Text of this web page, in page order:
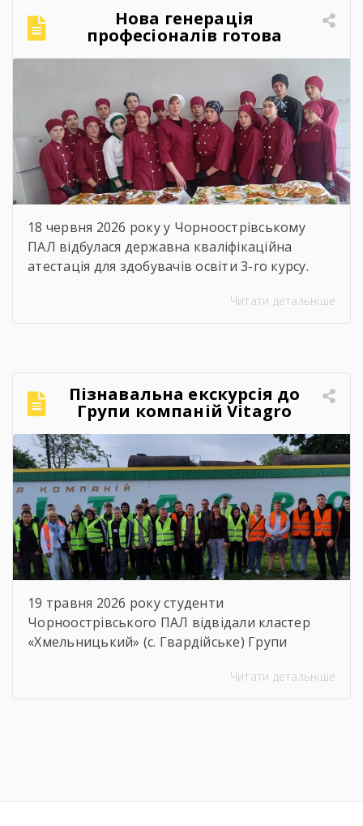
міцним фундаментом для вашого успіху! За
традицією, […]
Нова генерація
професіоналів готова
підкорювати кулінарний
18 червня 2026 року у Чорноострівському
ПАЛ відбулася державна кваліфікаційна
атестація для здобувачів освіти 3-го курсу.
«Кухар; кулінар борошняних виробів;
шлях навчання, але сьогодні довели, що
праця, наполегливість та любов […]
Читати детальніше
Пізнавальна екскурсія до
Групи компаній Vitagro
19 травня 2026 року студенти
Чорноострівського ПАЛ відвідали кластер
«Хмельницький» (с. Гвардійське) Групи
навчаються за спеціальностями слюсар з
аграрним виробництвом. Під час екскурсії
Читати детальніше